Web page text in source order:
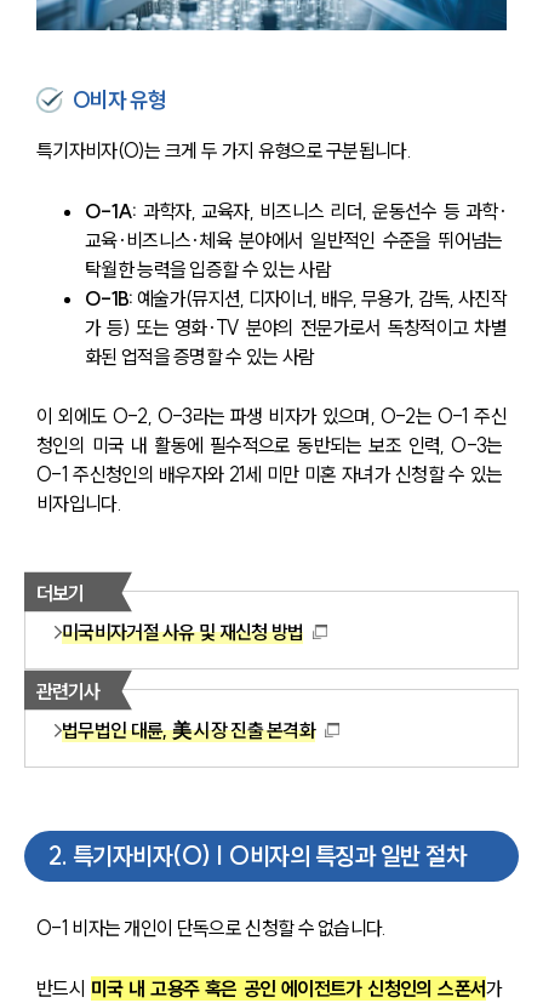
O비자 유형
특기자비자(O)는 크게 두 가지 유형으로 구분됩니다.
O-1A: 과학자, 교육자, 비즈니스 리더, 운동선수 등 과학·
교육·비즈니스·체육 분야에서 일반적인 수준을 뛰어넘는
탁월한 능력을 입증할 수 있는 사람
O-1B: 예술가(뮤지션, 디자이너, 배우, 무용가, 감독, 사진작
가 등) 또는 영화·TV 분야의 전문가로서 독창적이고 차별
화된 업적을 증명할 수 있는 사람
이 외에도 O-2, O-3라는 파생 비자가 있으며, O-2는 O-1 주신
청인의 미국 내 활동에 필수적으로 동반되는 보조 인력, O-3는
O-1 주신청인의 배우자와 21세 미만 미혼 자녀가 신청할 수 있는
비자입니다.
더보기
미국비자거절 사유 및 재신청 방법
관련기사
법무법인 대륜, 美 시장 진출 본격화
2. 특기자비자(O) | O비자의 특징과 일반 절차
O-1 비자는 개인이 단독으로 신청할 수 없습니다.
반드시 미국 내 고용주 혹은 공인 에이전트가 신청인의 스폰서가